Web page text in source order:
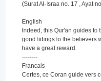
(Surat Al-Israa no. 17 , Ayat
-----
English
Indeed, this Qur'an guides
good tidings to the believers
have a great reward.
--------
Francais
Certes, ce Coran guide vers